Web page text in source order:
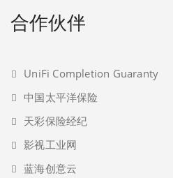
合作伙伴
UniFi Completion Guaranty
中国太平洋保险
天彩保险经纪
影视工业网
蓝海创意云